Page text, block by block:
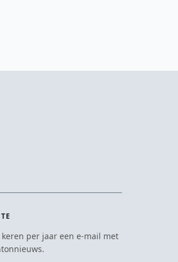
keren per jaar een e-mail met